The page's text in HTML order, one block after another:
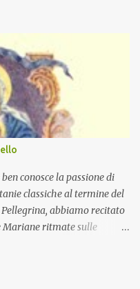
conosce la passione di
classiche al termine del
abbiamo recitato
ritmate sulle